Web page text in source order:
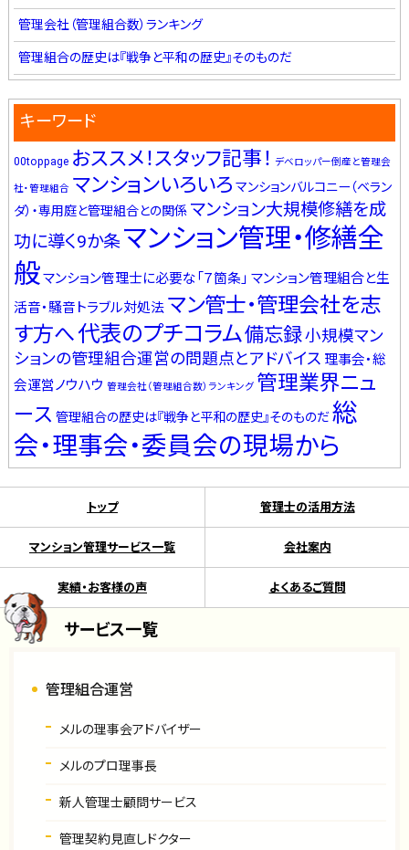
管理会社（管理組合数）ランキング
管理組合の歴史は『戦争と平和の歴史』そのものだ
キーワード
00toppage おススメ！スタッフ記事！ デベロッパー倒産と管理会
社・管理組合 マンションいろいろ マンションバルコニー（ベラン
ダ）・専用庭と管理組合との関係 マンション大規模修繕を成
功に導く9か条マンション管理・修繕全
般マンション管理士に必要な「７箇条」 マンション管理組合と生
活音・騒音トラブル対処法 マン管士・管理会社を志
す方へ代表のプチコラム備忘録小規模マン
ションの管理組合運営の問題点とアドバイス 理事会・総
会運営ノウハウ 管理会社（管理組合数）ランキング 管理業界ニュ
ース 管理組合の歴史は『戦争と平和の歴史』そのものだ総
会・理事会・委員会の現場から
トップ 管理士の活用方法
マンション管理サービス一覧 会社案内
実績・お客様の声 よくあるご質問
サービス一覧
管理組合運営
メルの理事会アドバイザー
メルのプロ理事長
新人管理士顧問サービス
管理契約見直しドクター